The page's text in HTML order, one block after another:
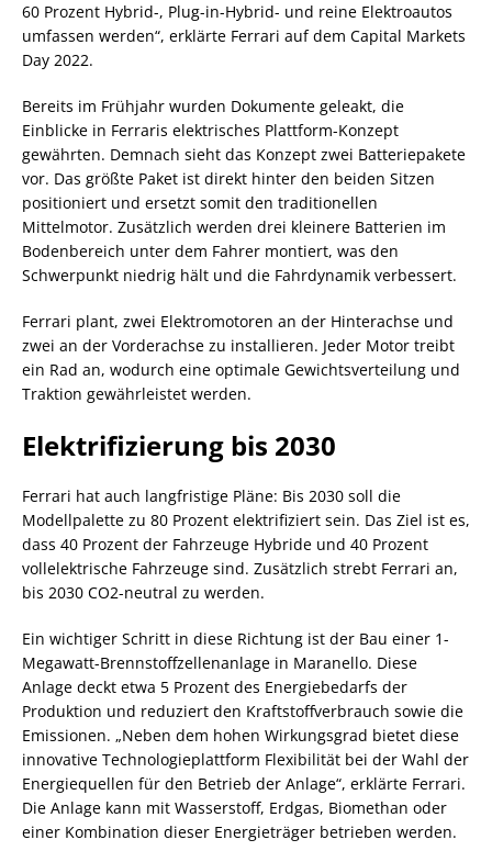
60 Prozent Hybrid-, Plug-in-Hybrid- und reine Elektroautos
umfassen werden“, erklärte Ferrari auf dem Capital Markets
Day 2022.
Bereits im Frühjahr wurden Dokumente geleakt, die
Einblicke in Ferraris elektrisches Plattform-Konzept
gewährten. Demnach sieht das Konzept zwei Batteriepakete
vor. Das größte Paket ist direkt hinter den beiden Sitzen
positioniert und ersetzt somit den traditionellen
Mittelmotor. Zusätzlich werden drei kleinere Batterien im
Bodenbereich unter dem Fahrer montiert, was den
Schwerpunkt niedrig hält und die Fahrdynamik verbessert.
Ferrari plant, zwei Elektromotoren an der Hinterachse und
zwei an der Vorderachse zu installieren. Jeder Motor treibt
ein Rad an, wodurch eine optimale Gewichtsverteilung und
Traktion gewährleistet werden.
Elektrifizierung bis 2030
Ferrari hat auch langfristige Pläne: Bis 2030 soll die
Modellpalette zu 80 Prozent elektrifiziert sein. Das Ziel ist es,
dass 40 Prozent der Fahrzeuge Hybride und 40 Prozent
vollelektrische Fahrzeuge sind. Zusätzlich strebt Ferrari an,
bis 2030 CO2-neutral zu werden.
Ein wichtiger Schritt in diese Richtung ist der Bau einer 1-
Megawatt-Brennstoffzellenanlage in Maranello. Diese
Anlage deckt etwa 5 Prozent des Energiebedarfs der
Produktion und reduziert den Kraftstoffverbrauch sowie die
Emissionen. „Neben dem hohen Wirkungsgrad bietet diese
innovative Technologieplattform Flexibilität bei der Wahl der
Energiequellen für den Betrieb der Anlage“, erklärte Ferrari.
Die Anlage kann mit Wasserstoff, Erdgas, Biomethan oder
einer Kombination dieser Energieträger betrieben werden.